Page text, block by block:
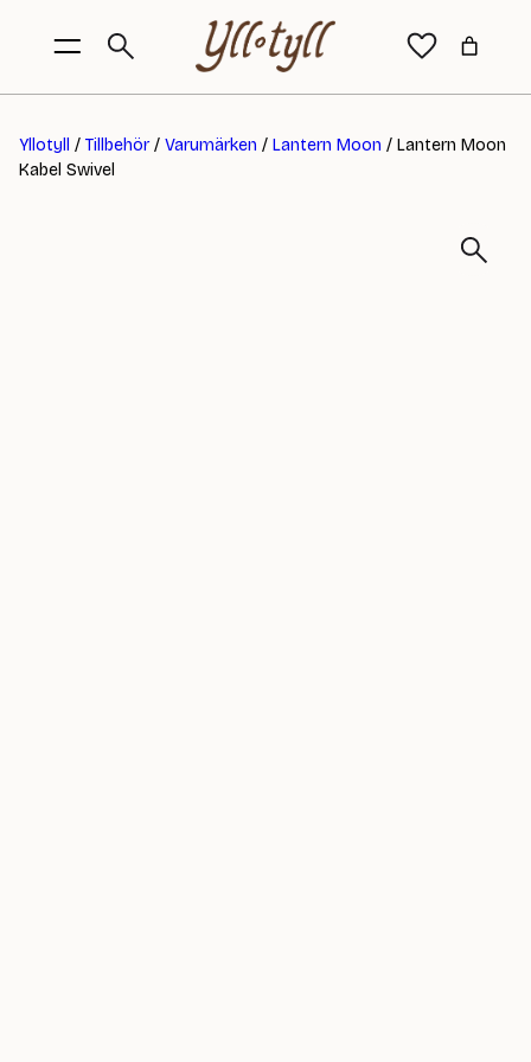
Yllotyll / Tillbehör/ Varumärken / Lantern Moon / Lantern Moon
Kabel Swivel